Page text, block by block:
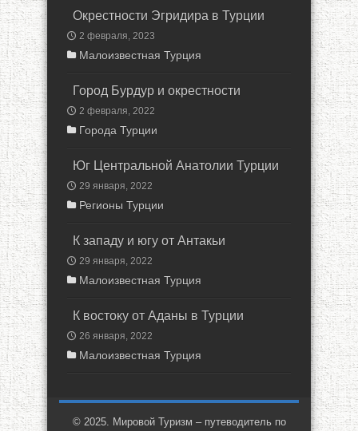
Окрестности Эгридира в Турции
2 февраля, 2023
Малоизвестная Турция
Город Бурдур и окрестности
2 февраля, 2022
Города Турции
Юг Центральной Анатолии Турции
29 января, 2022
Регионы Турции
К западу и югу от Антакьи
29 января, 2022
Малоизвестная Турция
К востоку от Аданы в Турции
26 января, 2022
Малоизвестная Турция
© 2025. Мировой Туризм – путеводитель по